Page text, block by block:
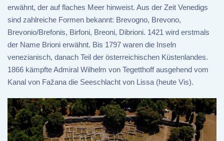
erwähnt, der auf flaches Meer hinweist. Aus der Zeit Venedigs
sind zahlreiche Formen bekannt: Brevogno, Brevono,
Brevonio/Brefonis, Birfoni, Breoni, Dibrioni. 1421 wird erstmals
der Name Brioni erwähnt. Bis 1797 waren die Inseln
venezianisch, danach Teil der österreichischen Küstenlandes.
1866 kämpfte Admiral Wilhelm von Tegetthoff ausgehend vom
Kanal von Fažana die Seeschlacht von Lissa (heute Vis).